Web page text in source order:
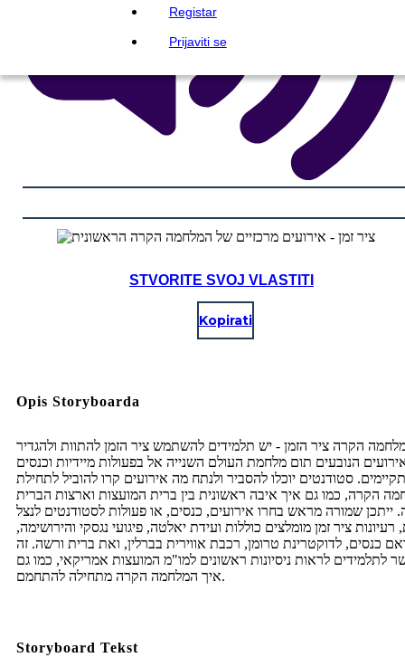
Registar
Prijaviti se
STVORITE SVOJ VLASTITI
Kopirati
Opis Storyboarda
הקרה ציר הזמן - יש תלמידים להשתמש ציר הזמן להתוות ולהגדיר
הנובעים תום מלחמת העולם השנייה אל בפעולות מיידיות וכנסים
סטודנטים יוכלו להסביר ולנתח מה אירועים קרו להוביל לתחילת
הקרה, כמו גם איך איבה ראשונית בין ברית המועצות וארצות הברית
ייתכן שמורה מראש בחרו אירועים, כנסים, או פעולות לסטודנטים לנצל
רעיונות ציר זמן מומלצים כוללות ועידת יאלטה, פיגועי נגסקי והירושימה,
כנסים, לדוקטרינת טרומן, רכבת אווירית בברלין, ואת ברית ורשה. זה
לתלמידים לראות ניסיונות ראשונים למו"מ המועצות אמריקאי, כמו גם
איך המלחמה הקרה מתחילה להתחמם.
Storyboard Tekst